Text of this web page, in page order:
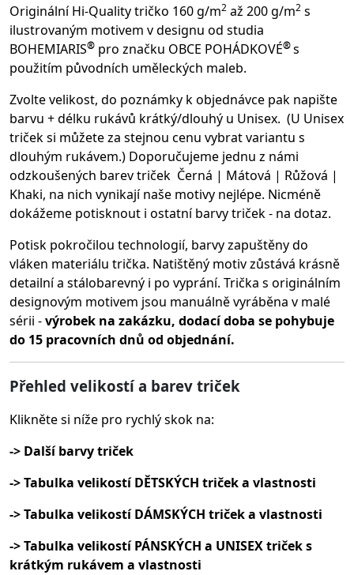
Originální Hi-Quality tričko 160 g/m2 až 200 g/m2 s
ilustrovaným motivem v designu od studia
BOHEMIARIS® pro značku OBCE POHÁDKOVÉ®s
použitím původních uměleckých maleb.
Zvolte velikost, do poznámky k objednávce pak napište
barvu + délku rukávů krátký/dlouhý u Unisex. (U Unisex
triček si můžete za stejnou cenu vybrat variantu s
dlouhým rukávem.) Doporučujeme jednu z námi
odzkoušených barev triček Černá | Mátová | Růžová |
Khaki, na nich vynikají naše motivy nejlépe. Nicméně
dokážeme potisknout i ostatní barvy triček - na dotaz.
Potisk pokročilou technologií, barvy zapuštěny do
vláken materiálu trička. Natištěný motiv zůstává krásně
detailní a stálobarevný i po vyprání. Trička s originálním
designovým motivem jsou manuálně vyráběna v malé
sérii -výrobek na zakázku, dodací doba se pohybuje
do 15 pracovních dnů od objednání.
Přehled velikostí a barev triček
Klikněte si níže pro rychlý skok na:
-> Další barvy triček
-> Tabulka velikostí DĚTSKÝCH triček a vlastnosti
-> Tabulka velikostí DÁMSKÝCH triček a vlastnosti
-> Tabulka velikostí PÁNSKÝCH a UNISEX triček s
krátkým rukávem a vlastnosti